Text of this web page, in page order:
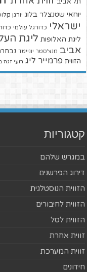
יוחאי שטנצלר בלוג יורגן
ישראלי כדורגל עולמי
ליגת האלופות ליגת
אביב מנצ'סטר יונייטד
הזווית פרמייר ליג רועי זגה
קטגוריות
במגרש שלהם
דירוג הפרשנים
הזווית הנוסטלגית
הזווית לחיבורים
הזווית לסל
זווית אחרת
זווית המערכת
חידונים